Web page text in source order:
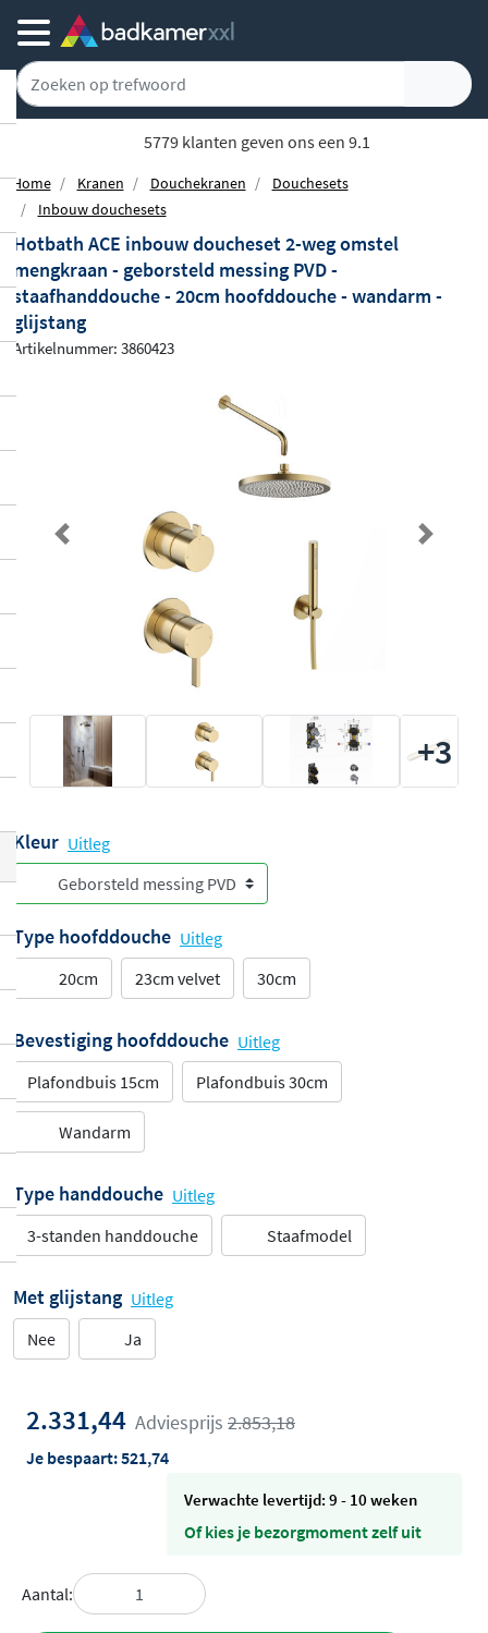
5779 klanten geven ons een 9.1
Home Kranen Douchekranen
Douchesets
Inbouw douchesets
Hotbath ACE inbouw doucheset 2-weg omstel
mengkraan - geborsteld messing PVD -
staafhanddouche - 20cm hoofddouche - wandarm -
glijstang
Artikelnummer: 3860423
Previous Next
+3
Kleur Uitleg
Type hoofddouche Uitleg
20cm
23cm velvet 30cm
Bevestiging hoofddouche Uitleg
Plafondbuis 15cm
Plafondbuis 30cm
Wandarm
Type handdouche Uitleg
3-standen handdouche
Staafmodel
Met glijstang Uitleg
Nee
Ja
2.331,44 Adviesprijs 2.853,18
Je bespaart:521,74
Verwachte levertijd: 9 - 10 weken
Of kies je bezorgmoment zelf uit
Aantal: